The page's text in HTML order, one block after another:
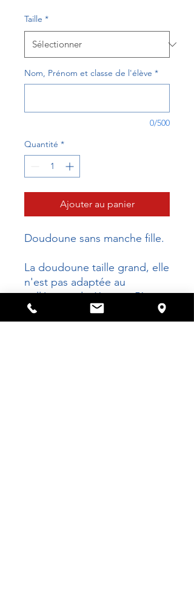
Taille *
Nom, Prénom et classe de l'élève *
0/500
Quantité *
Ajouter au panier
Doudoune sans manche fille.
La doudoune taille grand, elle
n'est pas adaptée au
collégiens de 6ème et 5ème.